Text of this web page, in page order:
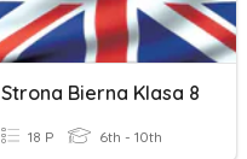
Strona Bierna Klasa 8
18 P 6th - 10th